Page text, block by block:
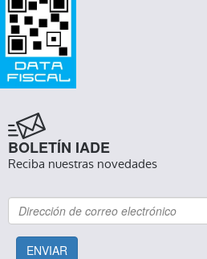
BOLETÍN IADE
Reciba nuestras novedades
ENVIAR